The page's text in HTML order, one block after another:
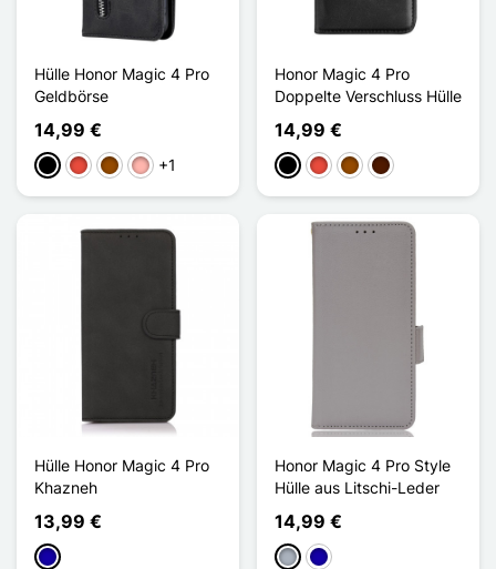
Hülle Honor Magic 4 Pro
Geldbörse
14,99 €
Schwarz
Rot BraunRoségold
+1
Honor Magic 4 Pro
Doppelte Verschluss Hülle
14,99 €
Schwarz
Rot BraunDunkelbraun
Hülle Honor Magic 4 Pro
Khazneh
13,99 €
Dunkelblau
Honor Magic 4 Pro Style
Hülle aus Litschi-Leder
14,99 €
GrauDunkelblau